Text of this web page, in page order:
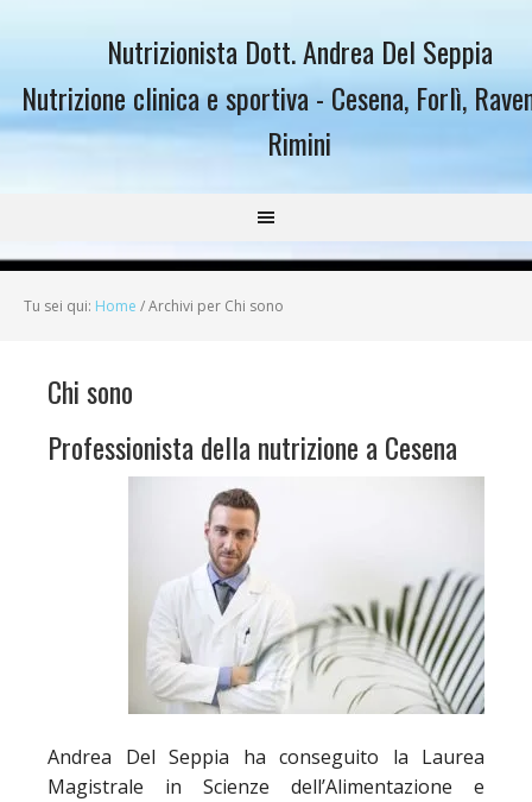
Nutrizionista Dott. Andrea Del Seppia
Nutrizione clinica e sportiva - Cesena, Forlì,
Rimini
Tu sei qui: Home /Archivi per Chi sono
Chi sono
Professionista della nutrizione a Cesena
Andrea Del Seppia ha conseguito la Laurea
Magistrale in Scienze dell’Alimentazione e